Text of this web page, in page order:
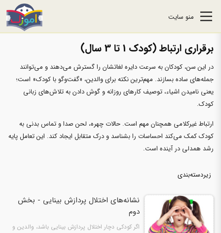
منو سایت
برقراری ارتباط (کودک 1 تا 3 سال)
در این سن، کودکان به سرعت دایره لغاتشان را گسترش می‌دهند و می‌توانند
جمله‌های ساده بسازند. مهم‌ترین نکته برای والدین، «گفت‌وگو با کودک» است؛
یعنی نامیدن اشیاء، توصیف کارهای روزانه و گوش دادن به تلاش‌های زبانی
کودک.
ارتباط غیرکلامی همچنان مهم است. حالات چهره، لحن صدا و تماس بدنی به
کودک کمک می‌کند احساسات را بشناسد و درک متقابل ایجاد کند. این تعامل پایه
رشد همدلی در آینده است.
زیردسته‌بندی
نشانه‌های اختلال پردازش بینایی - بخش
دوم
اگر کودکی دچار اختلال پردازش بینایی باشد، والدین و